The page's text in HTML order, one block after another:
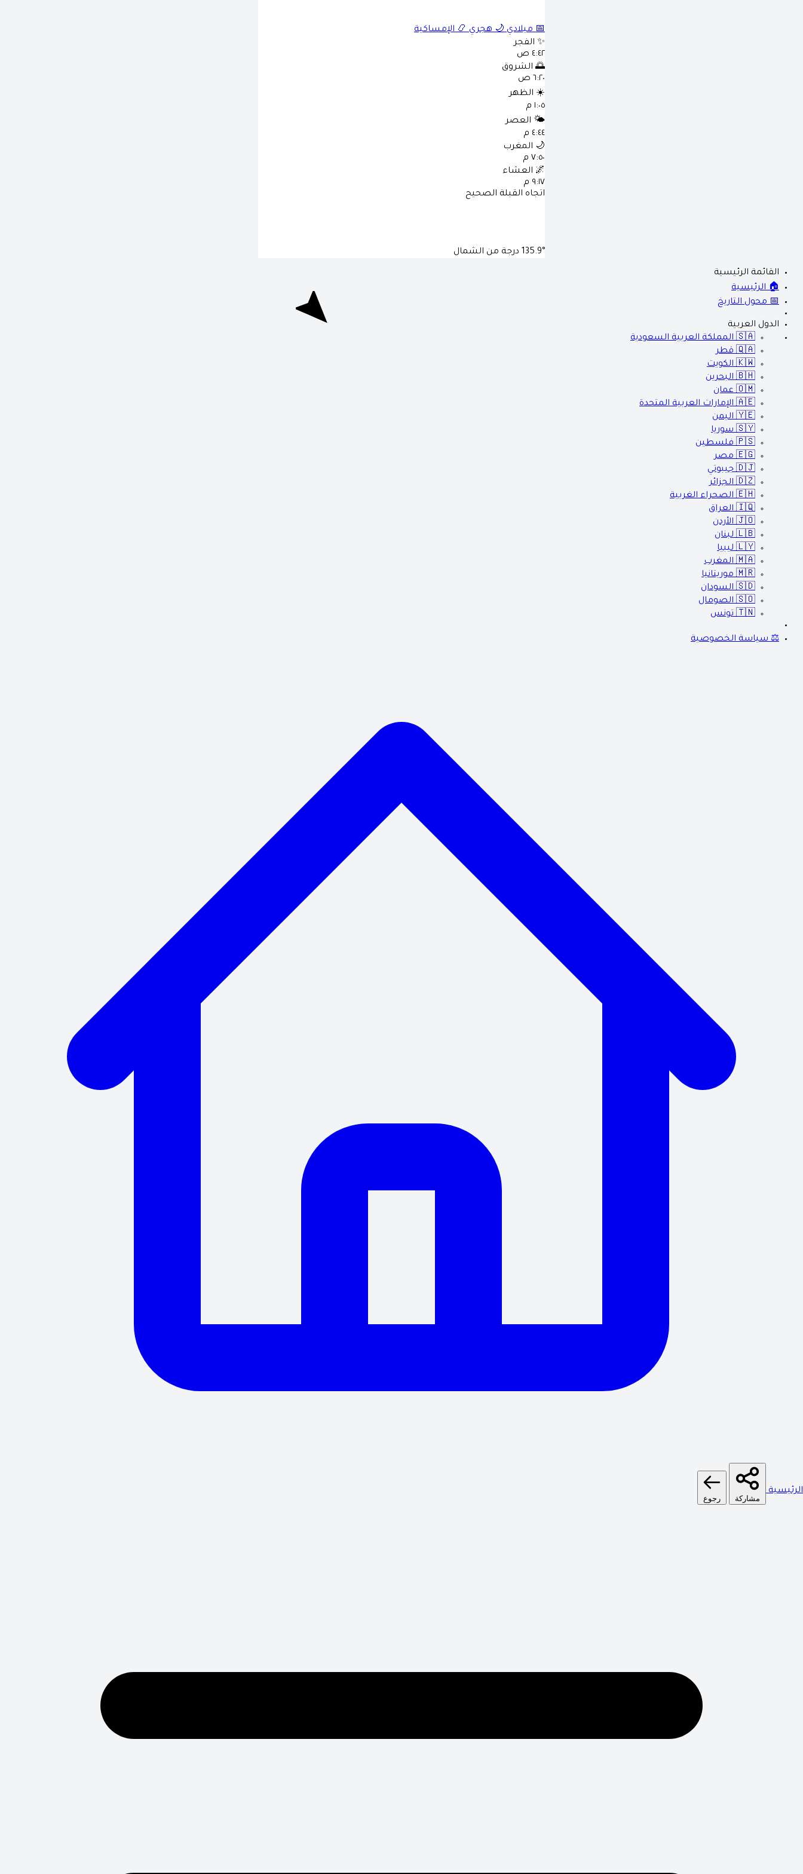
📅 ميلادي 🌙 هجري 📿 الإمساكية
✨ الفجر
٤:٤٢ ص
🌅 الشروق
٦:٢٠ ص
☀️ الظهر
١:٠٥ م
🌤️ العصر
٤:٤٤ م
🌙 المغرب
٧:٥٠ م
🌌 العشاء
٩:١٧ م
اتجاه القبلة الصحيح
135.9° درجة من الشمال
القائمة الرئيسية
🏠 الرئيسية
📅 محول التاريخ
الدول العربية
🇸🇦 المملكة العربية السعودية
🇶🇦 قطر
🇰🇼 الكويت
🇧🇭 البحرين
🇴🇲 عمان
🇦🇪 الإمارات العربية المتحدة
🇾🇪 اليمن
🇸🇾 سوريا
🇵🇸 فلسطين
🇪🇬 مصر
🇩🇯 جيبوتي
🇩🇿 الجزائر
🇪🇭 الصحراء الغربية
🇮🇶 العراق
🇯🇴 الأردن
🇱🇧 لبنان
🇱🇾 ليبيا
🇲🇦 المغرب
🇲🇷 موريتانيا
🇸🇩 السودان
🇸🇴 الصومال
🇹🇳 تونس
⚖️ سياسة الخصوصية
الرئيسية
مشاركة رجوع